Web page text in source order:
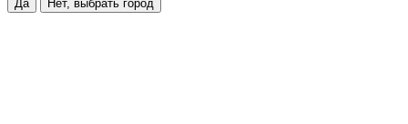
Да Нет, выбрать город